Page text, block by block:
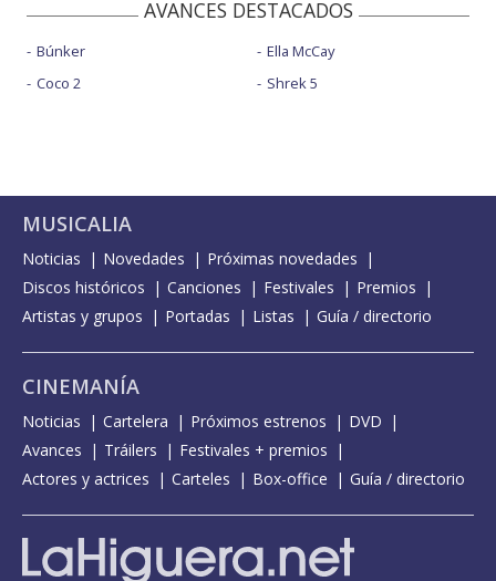
AVANCES DESTACADOS
Búnker
Coco 2
Ella McCay
Shrek 5
MUSICALIA
Noticias Novedades
Próximas novedades
Discos históricos
Canciones Festivales
Premios
Artistas y grupos
Portadas Listas Guía / directorio
CINEMANÍA
Noticias Cartelera Próximos estrenos
DVD
Avances
Tráilers
Festivales + premios
Actores y actrices
Carteles Box-office Guía / directorio